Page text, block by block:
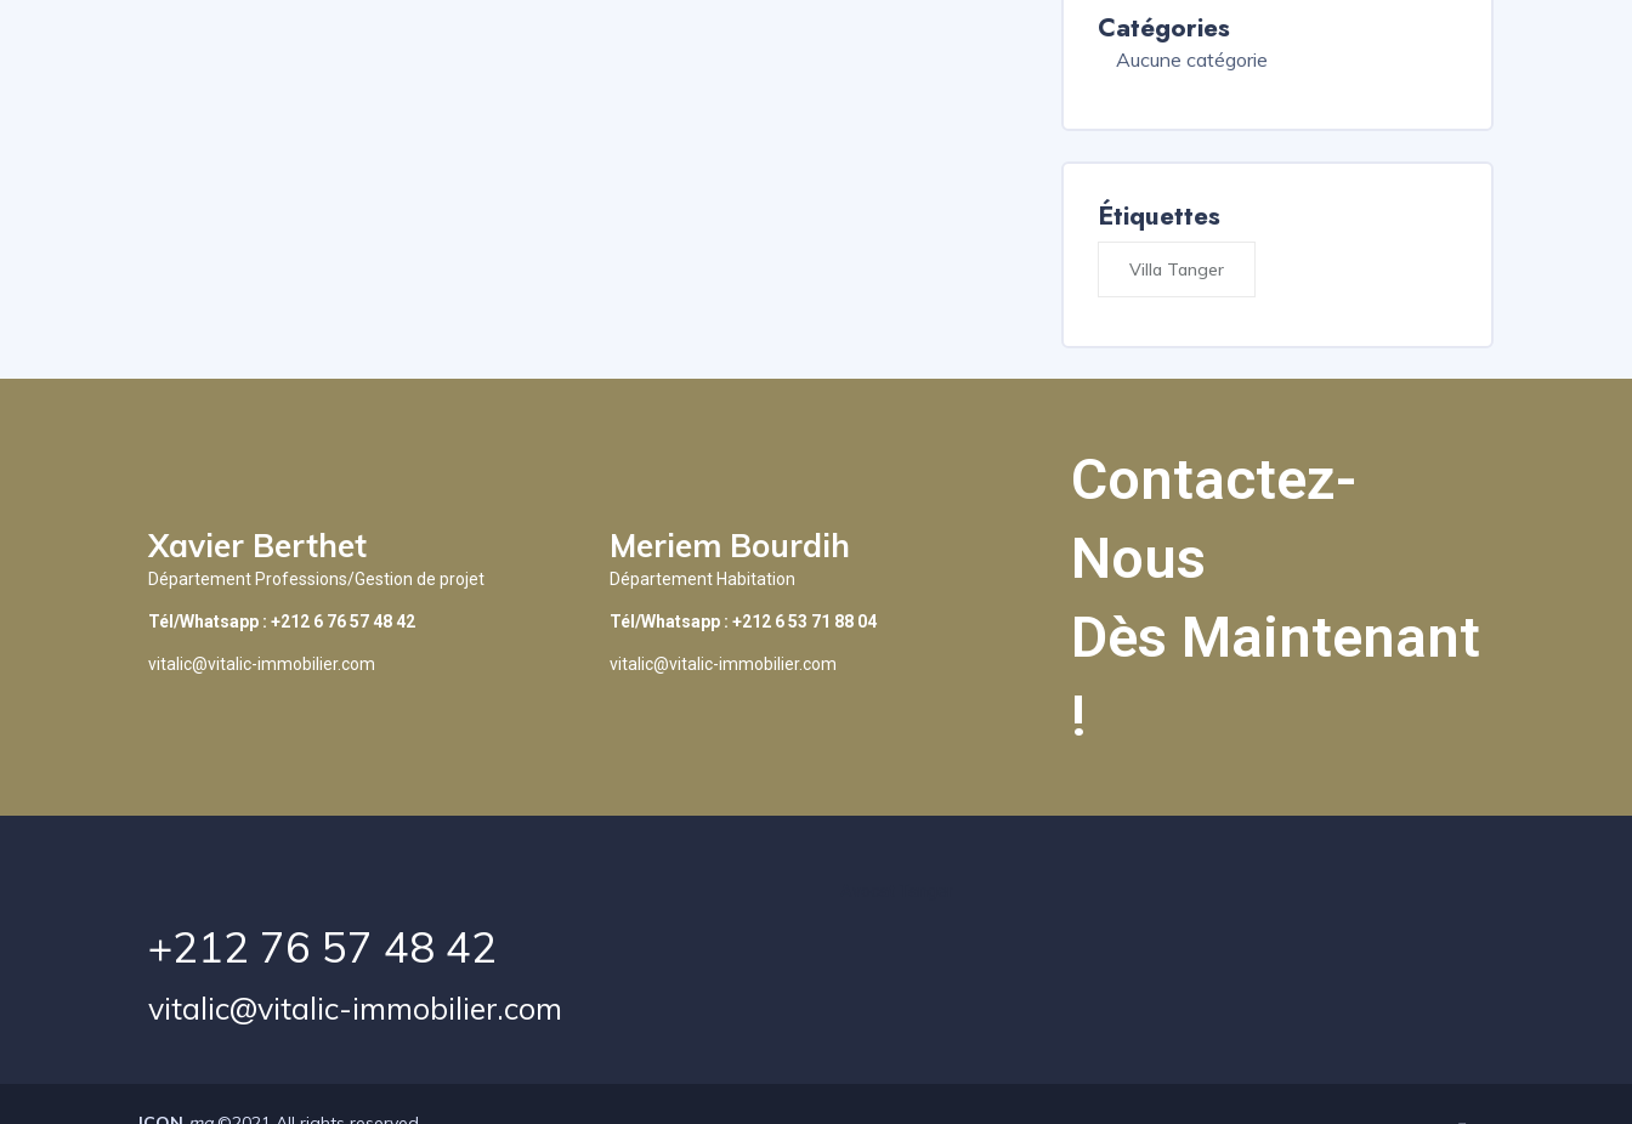
Catégories
Aucune catégorie
Étiquettes
Villa Tanger
Xavier Berthet
Département Professions/Gestion de projet
Tél/Whatsapp : +212 6 76 57 48 42
vitalic@vitalic-immobilier.com
Meriem Bourdih
Département Habitation
Tél/Whatsapp : +212 6 53 71 88 04
vitalic@vitalic-immobilier.com
Contactez-
Nous
Dès Maintenant
!
+212 76 57 48 42
vitalic@vitalic-immobilier.com